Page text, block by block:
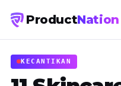
ProductNation
KECANTIKAN